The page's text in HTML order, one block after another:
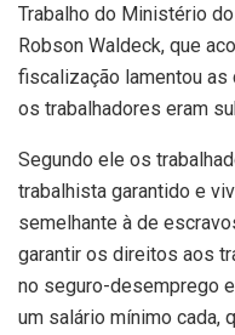
Trabalho do Ministério
Robson Waldeck, que
fiscalização lamentou
os trabalhadores eram
Segundo ele os
trabalhista garantido e
semelhante à de
garantir os direitos aos
no seguro-desemprego
um salário mínimo cada,